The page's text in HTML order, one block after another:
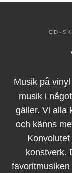
CD-
Musik på
musik i
gäller. Vi alla
och känns
konstverk.